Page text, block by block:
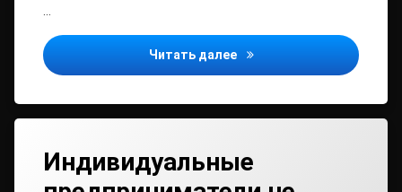
Читать далее О предоставлении
Индивидуальные